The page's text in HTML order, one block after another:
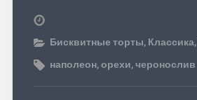
Бисквитные торты, Классика,
наполеон,орехи,черонослив